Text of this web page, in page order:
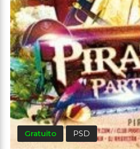
Gratuito PSD